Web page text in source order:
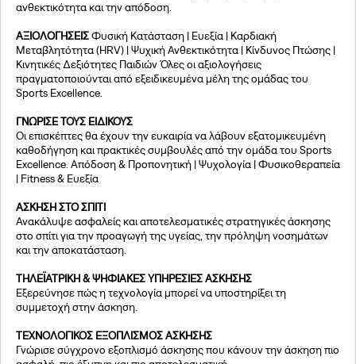
ανθεκτικότητα και την απόδοση.
ΑΞΙΟΛΟΓΗΣΕΙΣΦυσική Κατάσταση | Ευεξία | Καρδιακή
Μεταβλητότητα (HRV) | Ψυχική Ανθεκτικότητα | Κίνδυνος Πτώσης |
Κινητικές Δεξιότητες Παιδιών Όλες οι αξιολογήσεις
πραγματοποιούνται από εξειδικευμένα μέλη της ομάδας του
Sports Excellence.
ΓΝΩΡΙΣΕ ΤΟΥΣ ΕΙΔΙΚΟΥΣ
Οι επισκέπτες θα έχουν την ευκαιρία να λάβουν εξατομικευμένη
καθοδήγηση και πρακτικές συμβουλές από την ομάδα του Sports
Excellence. Απόδοση & Προπονητική | Ψυχολογία | Φυσικοθεραπεία
| Fitness & Ευεξία
ΑΣΚΗΣΗ ΣΤΟ ΣΠΙΤΙ
Ανακάλυψε ασφαλείς και αποτελεσματικές στρατηγικές άσκησης
στο σπίτι για την προαγωγή της υγείας, την πρόληψη νοσημάτων
και την αποκατάσταση.
ΤΗΛΕΪΑΤΡΙΚΗ & ΨΗΦΙΑΚΕΣ ΥΠΗΡΕΣΙΕΣ ΑΣΚΗΣΗΣ
Εξερεύνησε πώς η τεχνολογία μπορεί να υποστηρίξει τη
συμμετοχή στην άσκηση.
ΤΕΧΝΟΛΟΓΙΚΟΣ ΕΞΟΠΛΙΣΜΟΣ ΑΣΚΗΣΗΣ
Γνώρισε σύγχρονο εξοπλισμό άσκησης που κάνουν την άσκηση πιο